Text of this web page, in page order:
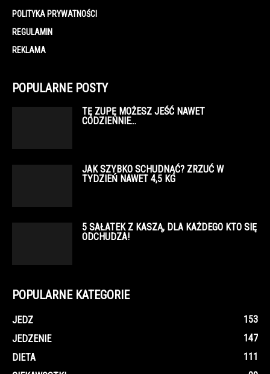
POLITYKA PRYWATNOŚCI
REGULAMIN
REKLAMA
POPULARNE POSTY
TĘ ZUPĘ MOŻESZ JEŚĆ NAWET
CODZIENNIE…
JAK SZYBKO SCHUDNĄĆ? ZRZUĆ W
TYDZIEŃ NAWET 4,5 KG
5 SAŁATEK Z KASZĄ, DLA KAŻDEGO KTO SIĘ
ODCHUDZA!
POPULARNE KATEGORIE
JEDZ
153
JEDZENIE
147
DIETA
111